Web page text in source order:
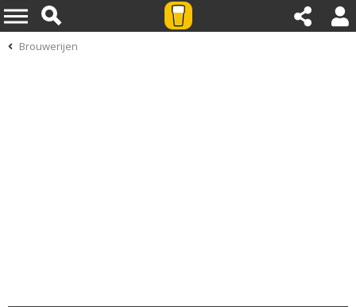
Brouwerijen